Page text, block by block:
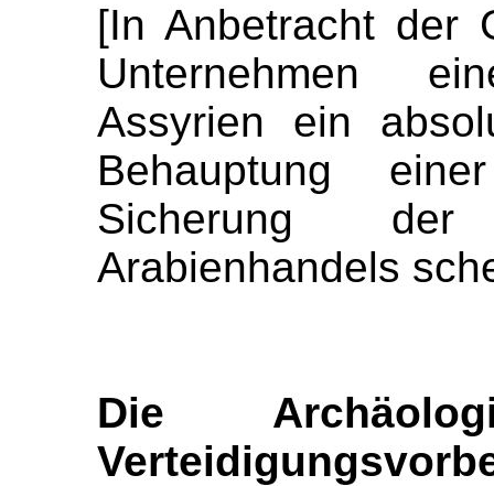
[In Anbetracht der
Unternehmen
Assyrien ein
Behauptung
Sicherung
Arabienhandels
Die